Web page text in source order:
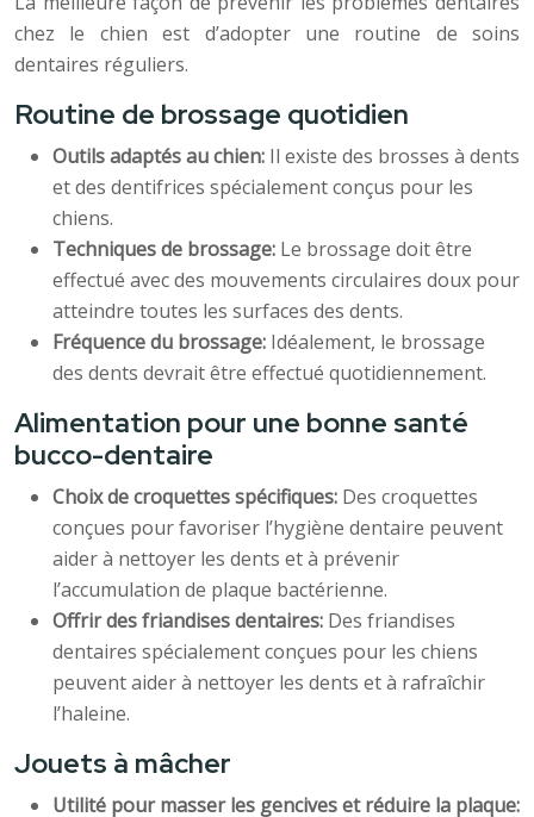
chez le chien est d’adopter une routine de soins
dentaires réguliers.
Routine de brossage quotidien
Outils adaptés au chien: Il existe des brosses à dents
et des dentifrices spécialement conçus pour les
chiens.
Techniques de brossage: Le brossage doit être
effectué avec des mouvements circulaires doux pour
atteindre toutes les surfaces des dents.
Fréquence du brossage: Idéalement, le brossage
des dents devrait être effectué quotidiennement.
Alimentation pour une bonne santé
bucco-dentaire
Choix de croquettes spécifiques: Des croquettes
conçues pour favoriser l’hygiène dentaire peuvent
aider à nettoyer les dents et à prévenir
l’accumulation de plaque bactérienne.
Offrir des friandises dentaires: Des friandises
dentaires spécialement conçues pour les chiens
peuvent aider à nettoyer les dents et à rafraîchir
l’haleine.
Jouets à mâcher
Utilité pour masser les gencives et réduire la plaque: